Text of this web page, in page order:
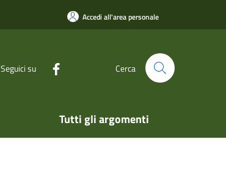
Accedi all'area personale
Seguici su Cerca
Tutti gli argomenti